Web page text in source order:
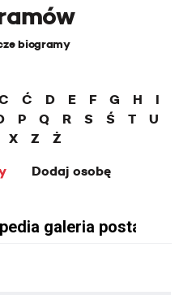
biogramy
Ć D E F G H
I
P Q R S Ś T
U
X Z
Ż
Dodaj osobę